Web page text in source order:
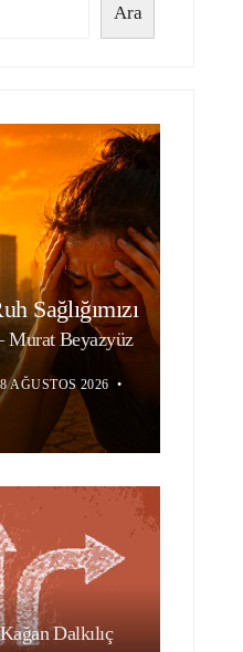
Ara
Sağlığımızı
Murat Beyazyüz
8 AĞUSTOS 2026 •
Dalkılıç